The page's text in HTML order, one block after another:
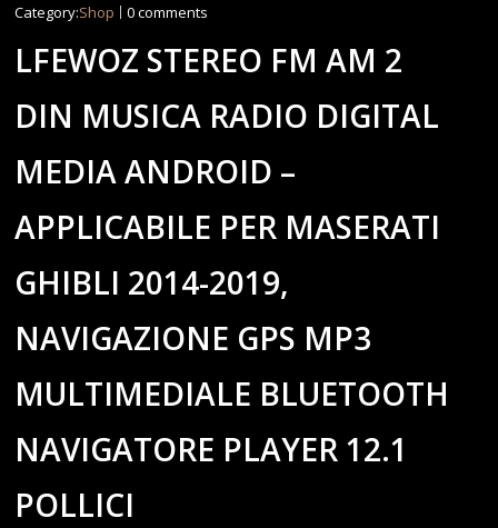
Category:Shop 0 comments
LFEWOZ STEREO FM AM 2
DIN MUSICA RADIO DIGITAL
MEDIA ANDROID –
APPLICABILE PER MASERATI
GHIBLI 2014-2019,
NAVIGAZIONE GPS MP3
MULTIMEDIALE BLUETOOTH
NAVIGATORE PLAYER 12.1
POLLICI